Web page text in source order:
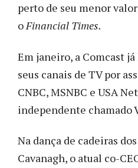
perto de seu menor
oFinancial Times.
Em janeiro, a Comcast
seus canais de TV por
CNBC, MSNBC e USA
independente chamado
Na dança de cadeiras
Cavanagh, o atual co-